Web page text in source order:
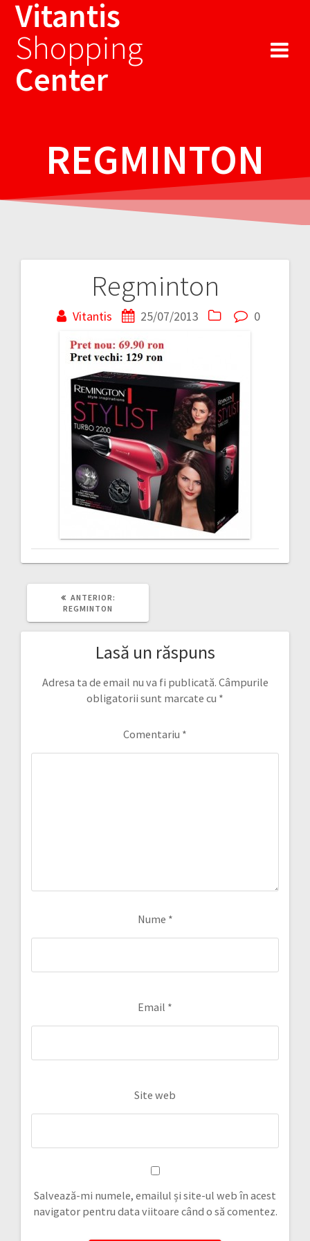
Vitantis
Shopping
Center
REGMINTON
Regminton
Vitantis 25/07/2013 0
Navigare
articole
ANTERIOR:
REGMINTON
Lasă un răspuns
Adresa ta de email nu va fi publicată. Câmpurile
obligatorii sunt marcate cu *
Comentariu *
Nume *
Email *
Site web
Salvează-mi numele, emailul și site-ul web în acest
navigator pentru data viitoare când o să comentez.